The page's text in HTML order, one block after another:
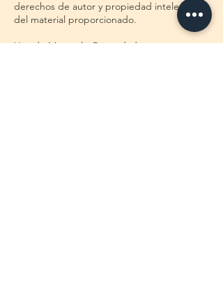
derechos de autor y propiedad intelectual
del material proporcionado.
Uso de Material y Privacidad: